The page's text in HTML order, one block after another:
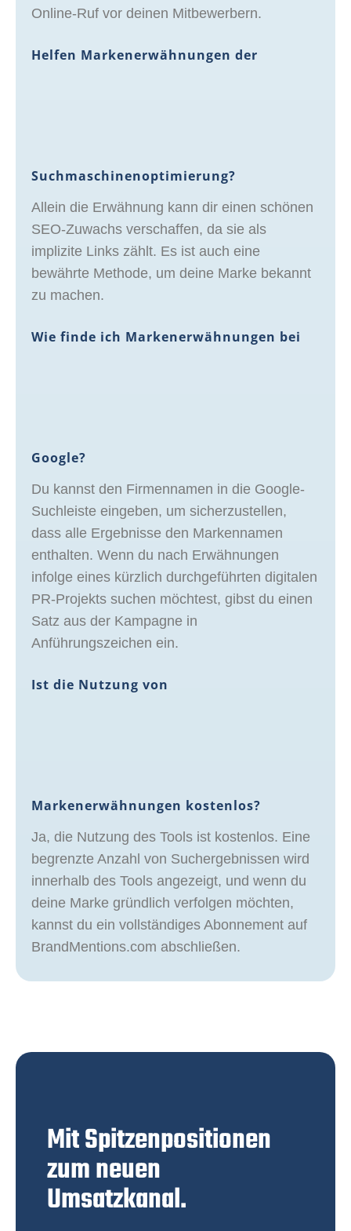
Online-Ruf vor deinen Mitbewerbern.
Helfen Markenerwähnungen der
Suchmaschinenoptimierung?
Allein die Erwähnung kann dir einen schönen
SEO-Zuwachs verschaffen, da sie als
implizite Links zählt. Es ist auch eine
bewährte Methode, um deine Marke bekannt
zu machen.
Wie finde ich Markenerwähnungen bei
Google?
Du kannst den Firmennamen in die Google-
Suchleiste eingeben, um sicherzustellen,
dass alle Ergebnisse den Markennamen
enthalten. Wenn du nach Erwähnungen
infolge eines kürzlich durchgeführten digitalen
PR-Projekts suchen möchtest, gibst du einen
Satz aus der Kampagne in
Anführungszeichen ein.
Ist die Nutzung von
Markenerwähnungen kostenlos?
Ja, die Nutzung des Tools ist kostenlos. Eine
begrenzte Anzahl von Suchergebnissen wird
innerhalb des Tools angezeigt, und wenn du
deine Marke gründlich verfolgen möchten,
kannst du ein vollständiges Abonnement auf
BrandMentions.com abschließen.
Mit Spitzenpositionen
zum neuen
Umsatzkanal.